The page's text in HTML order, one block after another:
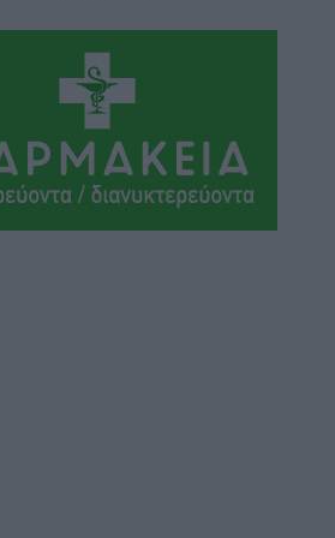
και ο Κριτούλης
πριν 2 ώρες
Παίδων: Ο Χριστοδούλου και η
φουρνιά των τελευταίων